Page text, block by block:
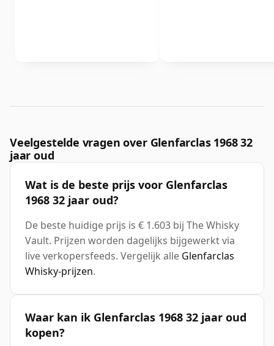
Veelgestelde vragen over Glenfarclas 1968 32
jaar oud
Wat is de beste prijs voor Glenfarclas
1968 32 jaar oud?
De beste huidige prijs is € 1.603 bij The Whisky
Vault. Prijzen worden dagelijks bijgewerkt via
live verkopersfeeds. Vergelijk alle Glenfarclas
Whisky-prijzen.
Waar kan ik Glenfarclas 1968 32 jaar oud
kopen?